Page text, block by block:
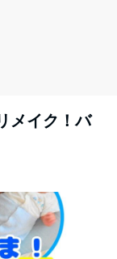
メイク！バ